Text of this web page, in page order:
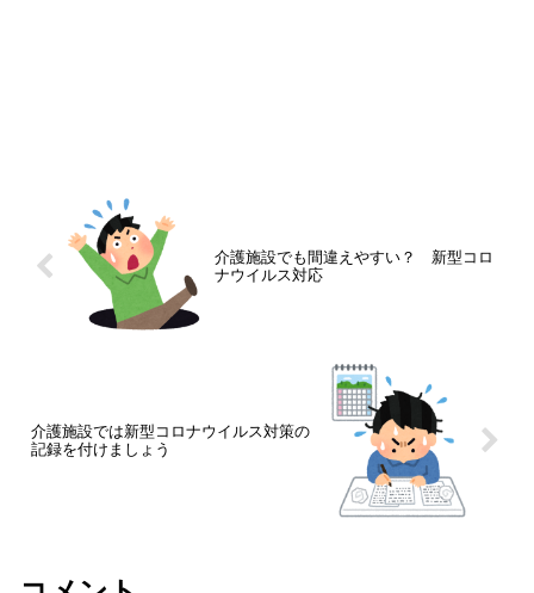
介護施設でも間違えやすい？ 新型コロ
ナウイルス対応
介護施設では新型コロナウイルス対策の
記録を付けましょう